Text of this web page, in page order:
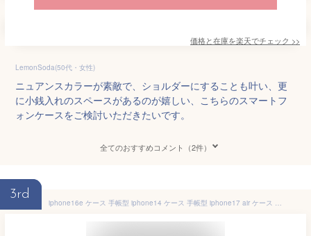
価格と在庫を楽天でチェック >>
LemonSoda(50代・女性)
ニュアンスカラーが素敵で、ショルダーにすることも叶い、更
に小銭入れのスペースがあるのが嬉しい、こちらのスマートフ
ォンケースをご検討いただきたいです。
全てのおすすめコメント（2件）
3rd
iphone16e ケース 手帳型 iphone14 ケース 手帳型 iphone17 air ケース 手帳型 iPhone SE3 ケース 手帳型 iphone15 ケース 手帳型 iphone12 ケース iphone13 ケース iphone11ケース iPhone SE2 ケース iphone16手帳型ケース かわいい おしゃれ スタンド 動画視聴 横置き